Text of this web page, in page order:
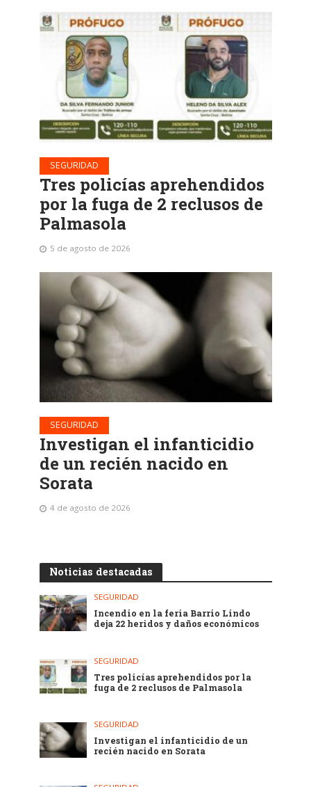
SEGURIDAD
Tres policías aprehendidos
por la fuga de 2 reclusos de
Palmasola
5 de agosto de 2026
SEGURIDAD
Investigan el infanticidio
de un recién nacido en
Sorata
4 de agosto de 2026
Noticias destacadas
SEGURIDAD
Incendio en la feria Barrio Lindo
deja 22 heridos y daños económicos
SEGURIDAD
Tres policías aprehendidos por la
fuga de 2 reclusos de Palmasola
SEGURIDAD
Investigan el infanticidio de un
recién nacido en Sorata